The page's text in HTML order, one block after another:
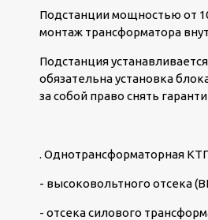
Подстанции мощностью от
монтаж трансформатора
Подстанция
обязательна установка
за собой право снять
. Однотрансформаторная
- высоковольтного отсека
- отсека силового